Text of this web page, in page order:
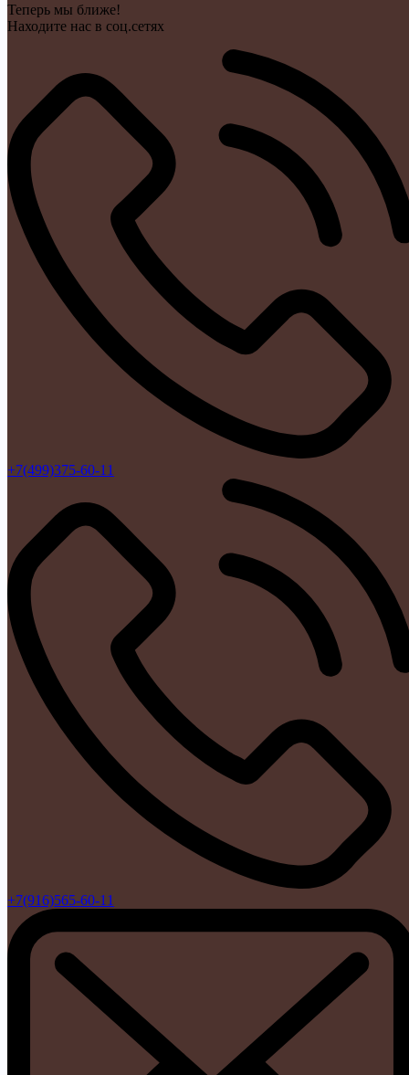
Теперь мы ближе!
Находите нас в соц.сетях
+7(499)375-60-11
+7(916)565-60-11